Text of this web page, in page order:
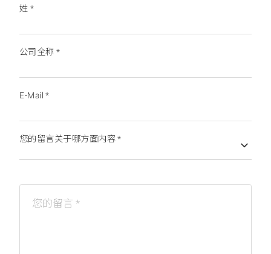
姓 *
公司全称*
E-Mail*
您的留言关于哪方面内容*
您的留言 *